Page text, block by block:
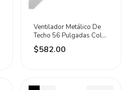
Ventilador Metálico De
Techo 56 Pulgadas Color
Blanco Katoa 1.422 M
60hz Metal 3
$582.00